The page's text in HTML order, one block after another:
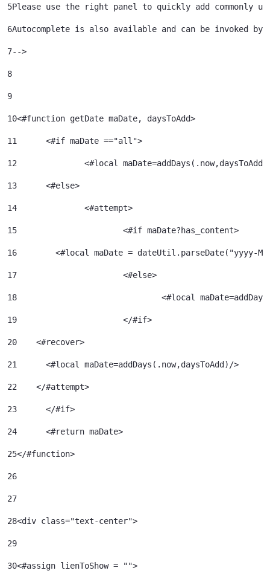
5Please use the right panel to quickly add commonly
6Autocomplete is also available and can be invoked
7-->
8
9
10<#function getDate maDate, daysToAdd>
11
	<#if maDate =="all">
12
<#local
13
	<#else>
14
		<#attempt>
15
			<#if maDate?has_content>
16
<#local maDate = dateUtil.parseDate("yyyy-
17
			<#else>
18
<#local
19
			</#if>
20
    <#recover>
21
      <#local maDate=addDays(.now,daysToAdd)/>
22
    </#attempt>
23
	</#if>
24
	<#return maDate>
25</#function>
26
27
28<div class="text-center">
29
30<#assign lienToShow = "">